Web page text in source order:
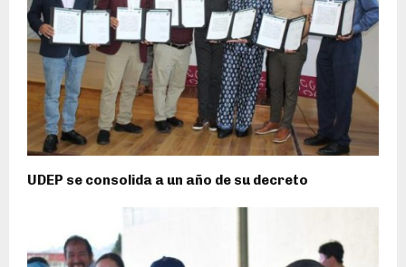
UDEP se consolida a un año de su decreto